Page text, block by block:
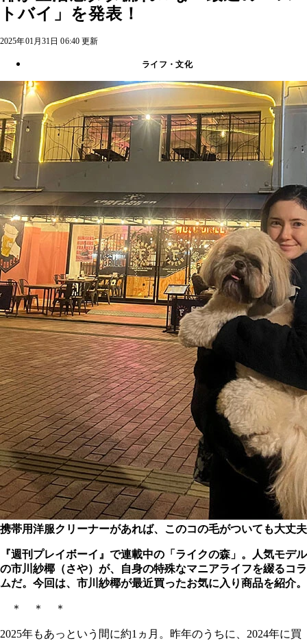
トバイ」を発表！
2025年01月31日 06:40 更新
ライフ・文化
携帯用洋服クリーナーがあれば、このコの毛がついても大丈夫
『週刊プレイボーイ』で連載中の「ライクの森」。人気モデル
の市川紗椰（さや）が、自身の特殊なマニアライフを綴るコラ
ムだ。今回は、市川紗椰が最近買ったお気に入り商品を紹介。
＊ ＊ ＊
2025年もあっという間に約1ヵ月。昨年のうちに、2024年に買